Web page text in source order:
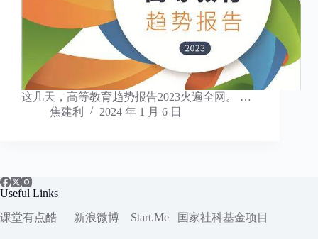
这几天，高等教育趋势报告2023火遍全网。 …
焦建利
2024 年 1 月 6 日
Useful Links
课堂有点酷
新浪微博 Start.Me 国家社科基金项目